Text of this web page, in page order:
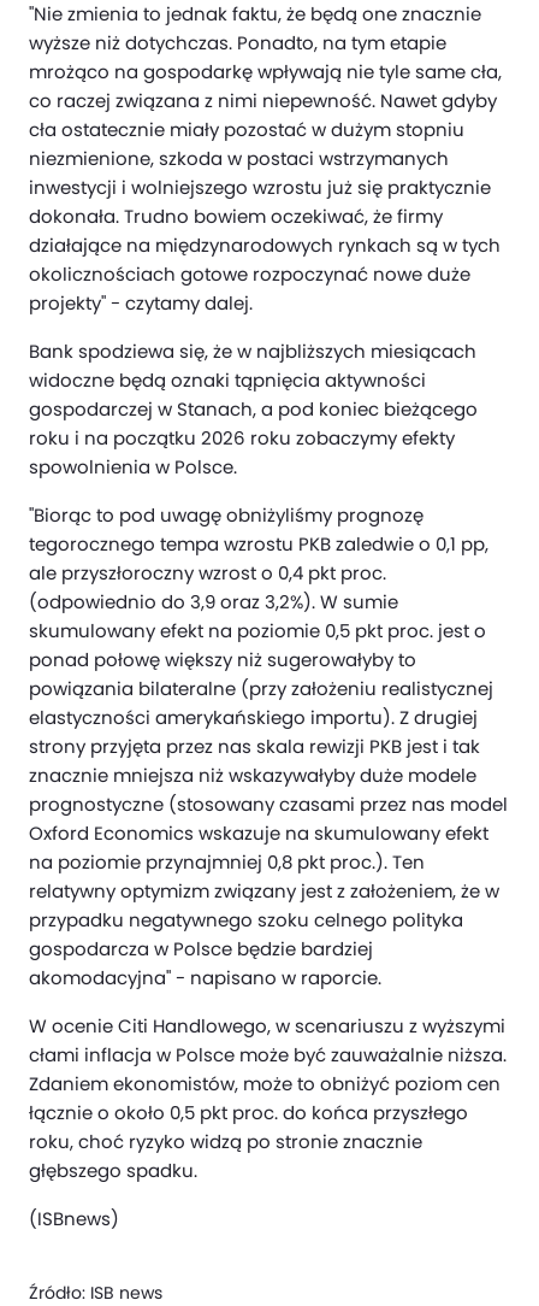
"Nie zmienia to jednak faktu, że będą one znacznie
wyższe niż dotychczas. Ponadto, na tym etapie
mrożąco na gospodarkę wpływają nie tyle same cła,
co raczej związana z nimi niepewność. Nawet gdyby
cła ostatecznie miały pozostać w dużym stopniu
niezmienione, szkoda w postaci wstrzymanych
inwestycji i wolniejszego wzrostu już się praktycznie
dokonała. Trudno bowiem oczekiwać, że firmy
działające na międzynarodowych rynkach są w tych
okolicznościach gotowe rozpoczynać nowe duże
projekty" - czytamy dalej.
Bank spodziewa się, że w najbliższych miesiącach
widoczne będą oznaki tąpnięcia aktywności
gospodarczej w Stanach, a pod koniec bieżącego
roku i na początku 2026 roku zobaczymy efekty
spowolnienia w Polsce.
"Biorąc to pod uwagę obniżyliśmy prognozę
tegorocznego tempa wzrostu PKB zaledwie o 0,1 pp,
ale przyszłoroczny wzrost o 0,4 pkt proc.
(odpowiednio do 3,9 oraz 3,2%). W sumie
skumulowany efekt na poziomie 0,5 pkt proc. jest o
ponad połowę większy niż sugerowałyby to
powiązania bilateralne (przy założeniu realistycznej
elastyczności amerykańskiego importu). Z drugiej
strony przyjęta przez nas skala rewizji PKB jest i tak
znacznie mniejsza niż wskazywałyby duże modele
prognostyczne (stosowany czasami przez nas model
Oxford Economics wskazuje na skumulowany efekt
na poziomie przynajmniej 0,8 pkt proc.). Ten
relatywny optymizm związany jest z założeniem, że w
przypadku negatywnego szoku celnego polityka
gospodarcza w Polsce będzie bardziej
akomodacyjna" - napisano w raporcie.
W ocenie Citi Handlowego, w scenariuszu z wyższymi
cłami inflacja w Polsce może być zauważalnie niższa.
Zdaniem ekonomistów, może to obniżyć poziom cen
łącznie o około 0,5 pkt proc. do końca przyszłego
roku, choć ryzyko widzą po stronie znacznie
głębszego spadku.
(ISBnews)
Źródło: ISB news